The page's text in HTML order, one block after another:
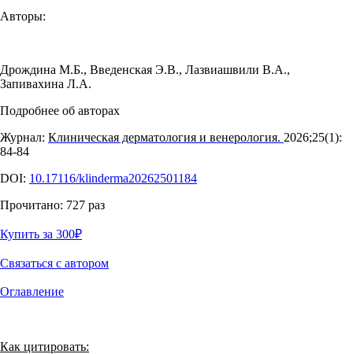
Авторы:
Дрождина М.Б., Введенская Э.В., Лазвиашвили В.А.,
Запивахина Л.А.
Подробнее об авторах
Журнал: Клиническая дерматология и венерология. 2026;25(1):
84‑84
DOI: 10.17116/klinderma20262501184
Прочитано: 727 раз
Купить за 300₽
Связаться с автором
Оглавление
Как цитировать: